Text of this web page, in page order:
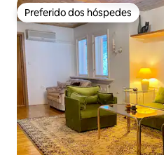
Preferido dos hóspedes
Preferido dos hóspedes